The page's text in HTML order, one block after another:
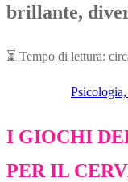
brillante,
⏳ Tempo di lettura:
I GIOCHI
PER IL